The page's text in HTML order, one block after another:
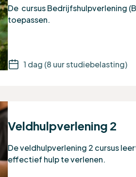
De cursus Bedrijfshulpverlening
toepassen.
1 dag (8 uur studiebelasting)
Veldhulpverlening 2
De veldhulpverlening 2 cursus
effectief hulp te verlenen.